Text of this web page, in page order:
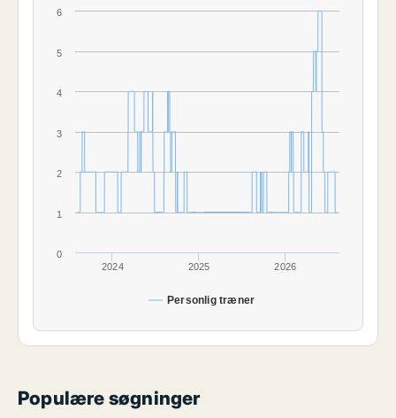
Personlig træner
2024 2025 2026
0
1
2
3
4
5
6
Populære søgninger